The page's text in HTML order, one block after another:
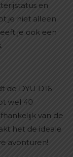
en
je niet alleen
je ook een
de DYU D16
wel 40
van de
het de ideale
avonturen!